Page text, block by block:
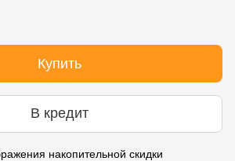
Купить
В кредит
накопительной скидки